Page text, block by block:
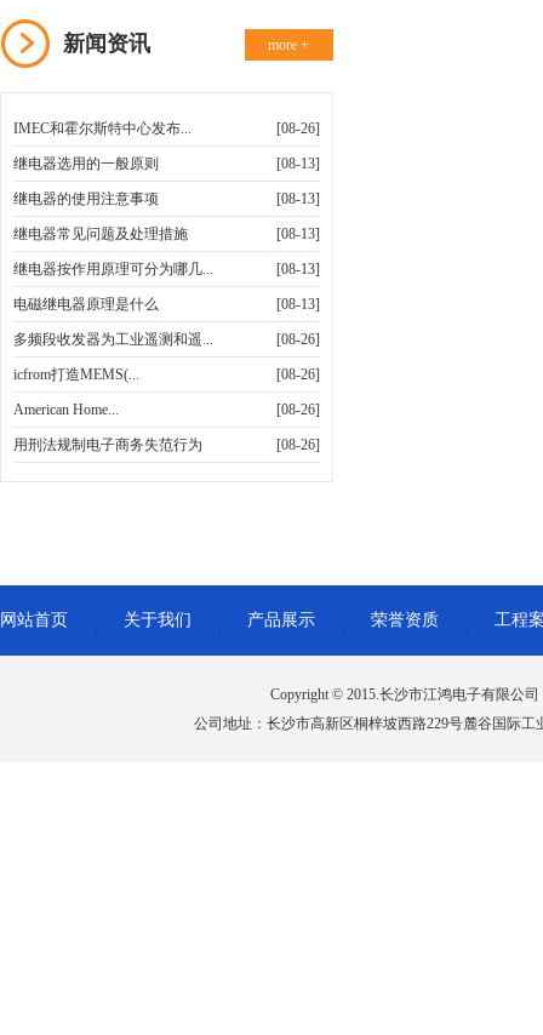
新闻资讯 more +
IMEC和霍尔斯特中心发布... [08-26]
继电器选用的一般原则 [08-13]
继电器的使用注意事项 [08-13]
继电器常见问题及处理措施 [08-13]
继电器按作用原理可分为哪几... [08-13]
电磁继电器原理是什么 [08-13]
多频段收发器为工业遥测和遥... [08-26]
icfrom打造MEMS(... [08-26]
American Home... [08-26]
用刑法规制电子商务失范行为 [08-26]
网站首页 关于我们 产品展示 荣誉资质 工程
Copyright © 2015.长沙市江鸿电子有限公司
公司地址：长沙市高新区桐梓坡西路229号麓谷国际工